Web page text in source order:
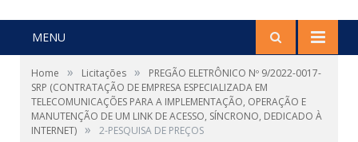
MENU
Home » Licitações »
PREGÃO ELETRÔNICO Nº 9/2022-0017-
SRP (CONTRATAÇÃO DE EMPRESA ESPECIALIZADA EM
TELECOMUNICAÇÕES PARA A IMPLEMENTAÇÃO, OPERAÇÃO E
MANUTENÇÃO DE UM LINK DE ACESSO, SÍNCRONO, DEDICADO À
INTERNET) » 2-PESQUISA DE PREÇOS